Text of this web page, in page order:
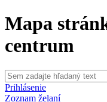
Mapa
centrum
Prihlásenie
Zoznam želaní